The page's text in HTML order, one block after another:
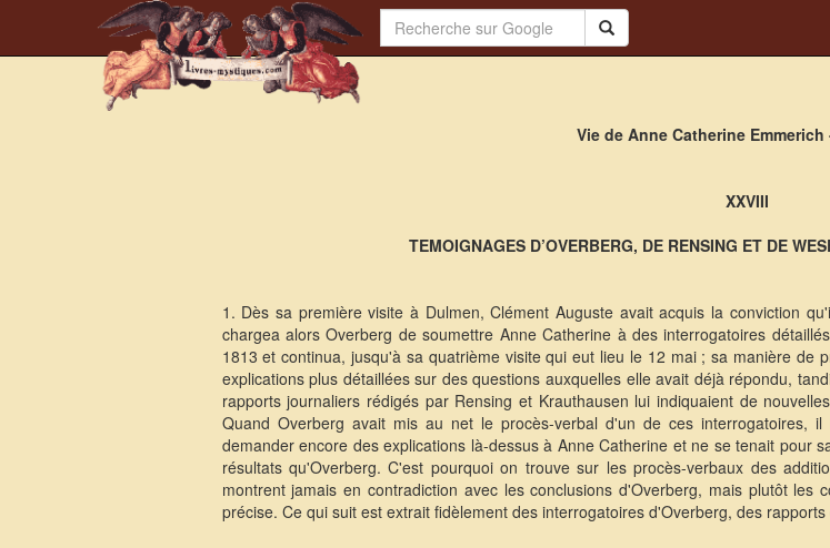
Vie de Anne Catherine Emmerich
XXVIII
TEMOIGNAGES D’OVERBERG, DE RENSING ET DE
1. Dès sa première visite à Dulmen, Clément Auguste avait acquis la conviction
chargea alors Overberg de soumettre Anne Catherine à des interrogatoires
1813 et continua, jusqu'à sa quatrième visite qui eut lieu le 12 mai ; sa manière de
explications plus détaillées sur des questions auxquelles elle avait déjà répondu,
rapports journaliers rédigés par Rensing et Krauthausen lui indiquaient de
Quand Overberg avait mis au net le procès-verbal d'un de ces interrogatoires,
demander encore des explications là-dessus à Anne Catherine et ne se tenait pour
résultats qu'Overberg. C'est pourquoi on trouve sur les procès-verbaux des
montrent jamais en contradiction avec les conclusions d'Overberg, mais plutôt
précise. Ce qui suit est extrait fidèlement des interrogatoires d'Overberg, des